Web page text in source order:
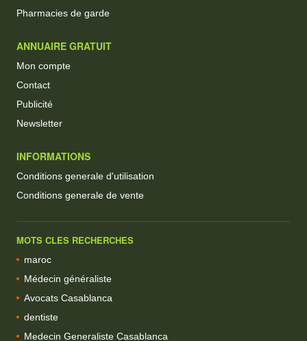
Pharmacies de garde
ANNUAIRE GRATUIT
Mon compte
Contact
Publicité
Newsletter
INFORMATIONS
Conditions generale d'utilisation
Conditions generale de vente
MOTS CLES RECHERCHES
maroc
Médecin généraliste
Avocats Casablanca
dentiste
Medecin Generaliste Casablanca